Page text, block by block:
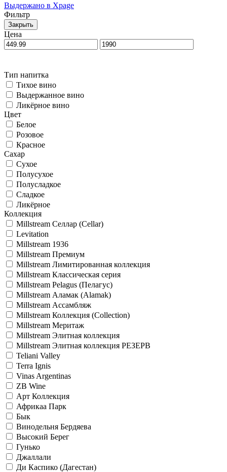
Выдержано в Xpage
Фильтр
Закрыть
Цена
Тип напитка
Тихое вино
Выдержанное вино
Ликёрное вино
Цвет
Белое
Розовое
Красное
Сахар
Сухое
Полусухое
Полусладкое
Сладкое
Ликёрное
Коллекция
Millstream Селлар (Cellar)
Levitation
Millstream 1936
Millstream Премиум
Millstream Лимитированная коллекция
Millstream Классическая серия
Millstream Pelagus (Пелагус)
Millstream Аламак (Alamak)
Millstream Ассамбляж
Millstream Коллекция (Collection)
Millstream Меритаж
Millstream Элитная коллекция
Millstream Элитная коллекция РЕЗЕРВ
Teliani Valley
Terra Ignis
Vinas Argentinas
ZB Wine
Арт Коллекция
Африкаа Парк
Бык
Винодельня Бердяева
Высокий Берег
Гунько
Джаллали
Ди Каспико (Дагестан)